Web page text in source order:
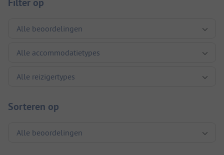
Filter op
Sorteren op